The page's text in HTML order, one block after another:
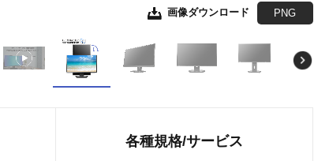
画像ダウンロード PNG
画像ダウンロード JPEG EPS形式
画像ダウンロード JPEG EPS形式
画像ダウンロード JPEG EPS形式
画像ダウンロード JPEG EPS形式
画像ダウンロード JPEG EPS形式
画像ダウンロード JPEG EPS形式
画像ダウンロード JPEG EPS形式
各種規格/サービス